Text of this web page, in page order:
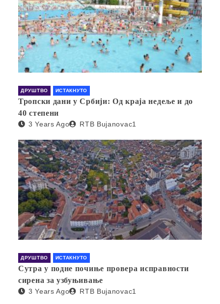
ДРУШТВО ИСТАКНУТО
Тропски дани у Србији: Од краја недеље и до
40 степени
3 Years Ago RTB Bujanovac1
ДРУШТВО ИСТАКНУТО
Сутра у подне почиње провера исправности
сирена за узбуњивање
3 Years Ago RTB Bujanovac1